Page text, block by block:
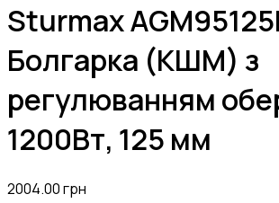
Sturmax
Болгарка (КШМ) з
регулюванням
1200Вт, 125 мм
2004.00грн